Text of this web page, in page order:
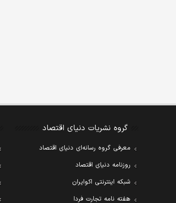
گروه نشریات دنیای اقتصاد
معرفی گروه رسانه‌ای دنیای اقتصاد
روزنامه دنیای اقتصاد
شبکه اینترنتی اکوایران
هفته نامه تجارت فردا